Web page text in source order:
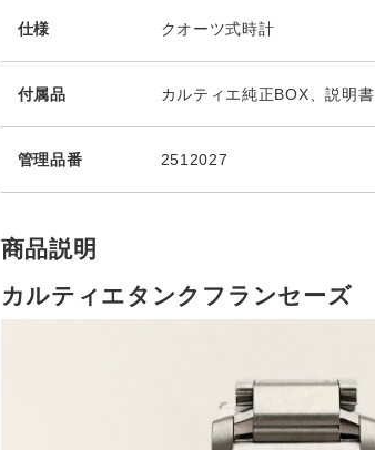
仕様 クオーツ式時計
付属品 カルティエ純正BOX、説明書
管理品番 2512027
商品説明
カルティエタンクフランセーズ